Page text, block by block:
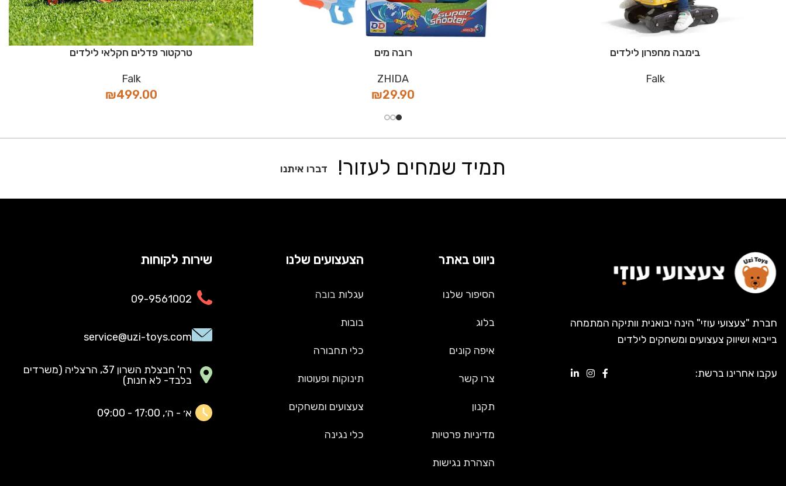
בימבה מחפרון לילדים
Falk
רובה מים
ZHIDA
₪29.90
טרקטור פדלים חקלאי לילדים
Falk
₪499.00
תמיד שמחים לעזור! דברו איתנו
חברת "צעצועי עוזי" הינה יבואנית וותיקה המתמחה
בייבוא ושיווק צעצועים ומשחקים לילדים
עקבו אחרינו ברשת:
ניווט באתר
הסיפור שלנו
בלוג
איפה קונים
צרו קשר
תקנון
מדיניות פרטיות
הצהרת נגישות
הצעצועים שלנו
עגלות בובה
בובות
כלי תחבורה
תינוקות ופעוטות
צעצועים ומשחקים
כלי נגינה
שירות לקוחות
09-9561002
service@uzi-toys.com
רח' חבצלת השרון 37, הרצליה (משרדים
בלבד- לא חנות)
א׳ - ה׳, 17:00 - 09:00